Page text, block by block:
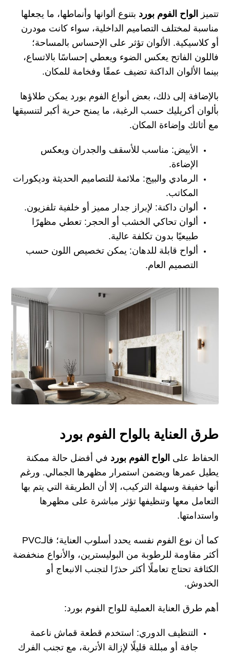
تتميز الواح الفوم بورد بتنوع ألوانها وأنماطها، ما يجعلها
مناسبة لمختلف التصاميم الداخلية، سواء كانت مودرن
أو كلاسيكية. الألوان تؤثر على الإحساس بالمساحة؛
فاللون الفاتح يعكس الضوء ويعطي إحساسًا بالاتساع،
بينما الألوان الداكنة تضيف عمقًا وفخامة للمكان.
بالإضافة إلى ذلك، بعض أنواع الفوم بورد يمكن طلاؤها
بألوان أكريليك حسب الرغبة، ما يمنح حرية أكبر لتنسيقها
مع أثاثك وإضاءة المكان.
الأبيض: مناسب للأسقف والجدران ويعكس
الإضاءة.
الرمادي والبيج: ملائمة للتصاميم الحديثة وديكورات
المكاتب.
ألوان داكنة: لإبراز جدار مميز أو خلفية تلفزيون.
ألوان تحاكي الخشب أو الحجر: تعطي مظهرًا
طبيعيًا بدون تكلفة عالية.
ألواح قابلة للدهان: يمكن تخصيص اللون حسب
التصميم العام.
طرق العناية بالواح الفوم بورد
الحفاظ على الواح الفوم بورد في أفضل حالة ممكنة
يطيل عمرها ويضمن استمرار مظهرها الجمالي. ورغم
أنها خفيفة وسهلة التركيب، إلا أن الطريقة التي يتم بها
التعامل معها وتنظيفها تؤثر مباشرة على مظهرها
واستدامتها.
كما أن نوع الفوم نفسه يحدد أسلوب العناية؛ فالـPVC
أكثر مقاومة للرطوبة من البوليسترين، والأنواع منخفضة
الكثافة تحتاج تعاملًا أكثر حذرًا لتجنب الانبعاج أو
الخدوش.
أهم طرق العناية العملية للواح الفوم بورد:
التنظيف الدوري: استخدم قطعة قماش ناعمة
جافة أو مبللة قليلًا لإزالة الأتربة، مع تجنب الفرك